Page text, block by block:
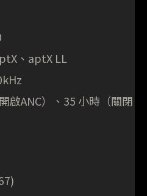
、aptX LL
啟ANC）、35 小時（關閉